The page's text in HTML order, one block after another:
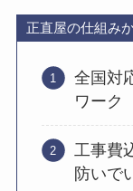
正直屋の仕組み
全国対
ワーク
工事費
防いで